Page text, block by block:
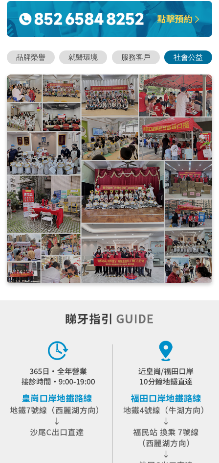
品牌榮譽 就醫環境 服務客戶 社會公益